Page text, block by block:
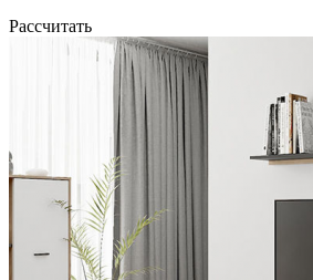
Рассчитать